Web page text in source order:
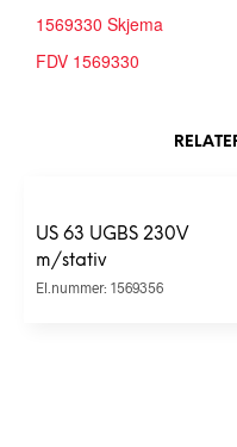
1569330 Skjema
FDV 1569330
US 63 UGBS 230V
m/stativ
El.nummer: 1569356